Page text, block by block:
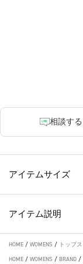
相談する
アイテムサイズ
アイテム説明
HOME / WOMENS / トップス
HOME / WOMENS / BRAND /